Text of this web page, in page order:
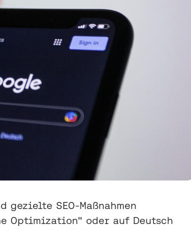
gezielte SEO-Maßnahmen
Optimization" oder auf Deutsch